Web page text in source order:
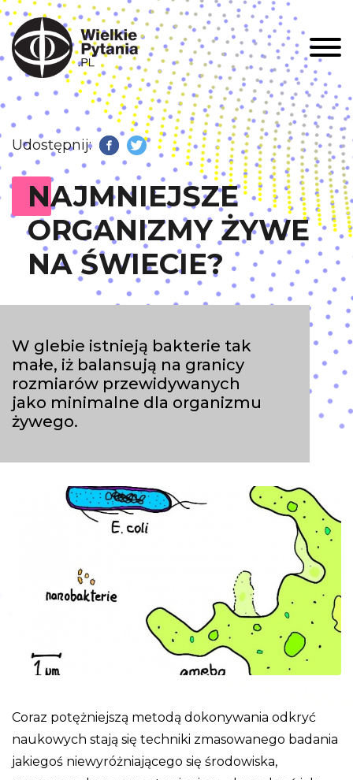
Udostępnij: Facebook
Twitter
NAJMNIEJSZE
ORGANIZMY ŻYWE
NA ŚWIECIE?
W glebie istnieją bakterie tak
małe, iż balansują na granicy
rozmiarów przewidywanych
jako minimalne dla organizmu
żywego.
Coraz potężniejszą metodą dokonywania odkryć
naukowych stają się techniki zmasowanego badania
jakiegoś niewyróżniającego się środowiska,